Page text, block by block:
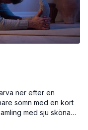
ner efter en
sömn med en kort
med sju sköna
eller sju, och njut